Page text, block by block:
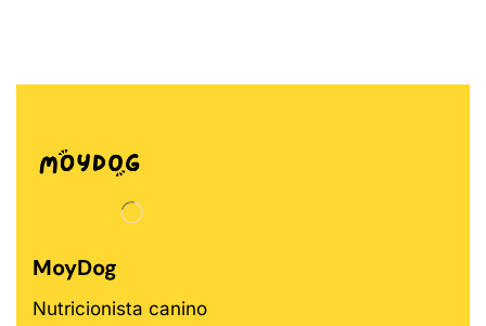
MoyDog
Nutricionista canino